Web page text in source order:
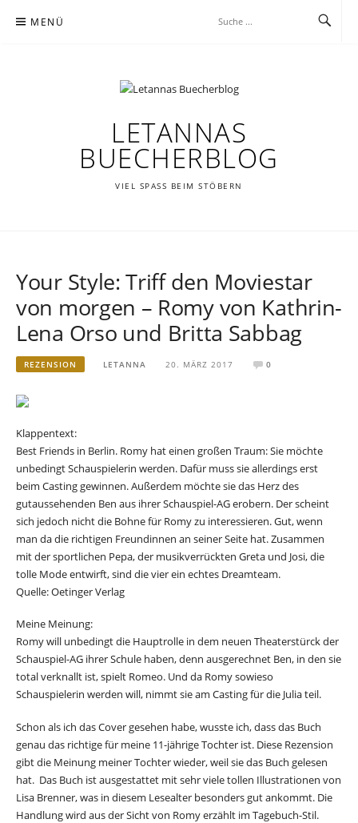
Inhalt MENÜ
LETANNAS
BUECHERBLOG
VIEL SPASS BEIM STÖBERN
Your Style: Triff den Moviestar
von morgen – Romy von Kathrin-
Lena Orso und Britta Sabbag
REZENSION LETANNA 20. MÄRZ 2017 0
Klappentext:
Best Friends in Berlin. Romy hat einen großen Traum: Sie möchte
unbedingt Schauspielerin werden. Dafür muss sie allerdings erst
beim Casting gewinnen. Außerdem möchte sie das Herz des
gutaussehenden Ben aus ihrer Schauspiel-AG erobern. Der scheint
sich jedoch nicht die Bohne für Romy zu interessieren. Gut, wenn
man da die richtigen Freundinnen an seiner Seite hat. Zusammen
mit der sportlichen Pepa, der musikverrückten Greta und Josi, die
tolle Mode entwirft, sind die vier ein echtes Dreamteam.
Quelle: Oetinger Verlag
Meine Meinung:
Romy will unbedingt die Hauptrolle in dem neuen Theaterstürck der
Schauspiel-AG ihrer Schule haben, denn ausgerechnet Ben, in den sie
total verknallt ist, spielt Romeo. Und da Romy sowieso
Schauspielerin werden will, nimmt sie am Casting für die Julia teil.
Schon als ich das Cover gesehen habe, wusste ich, dass das Buch
genau das richtige für meine 11-jährige Tochter ist. Diese Rezension
gibt die Meinung meiner Tochter wieder, weil sie das Buch gelesen
hat. Das Buch ist ausgestattet mit sehr viele tollen Illustrationen von
Lisa Brenner, was in diesem Lesealter besonders gut ankommt. Die
Handlung wird aus der Sicht von Romy erzählt im Tagebuch-Stil.